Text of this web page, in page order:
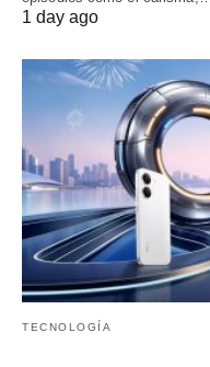
1 day ago
TECNOLOGÍA